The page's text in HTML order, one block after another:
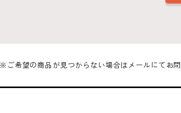
※ご希望の商品が見つからない場合はメールにてお問